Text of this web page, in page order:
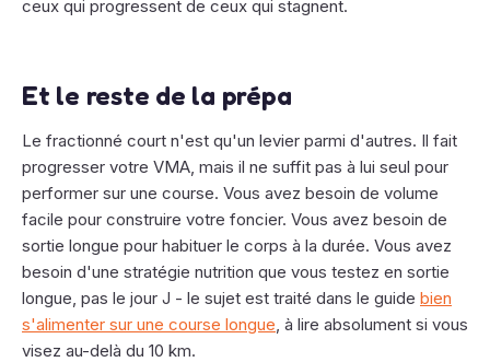
ceux qui progressent de ceux qui stagnent.
Et le reste de la prépa
Le fractionné court n'est qu'un levier parmi d'autres. Il fait
progresser votre VMA, mais il ne suffit pas à lui seul pour
performer sur une course. Vous avez besoin de volume
facile pour construire votre foncier. Vous avez besoin de
sortie longue pour habituer le corps à la durée. Vous avez
besoin d'une stratégie nutrition que vous testez en sortie
longue, pas le jour J - le sujet est traité dans le guide bien
s'alimenter sur une course longue, à lire absolument si vous
visez au-delà du 10 km.